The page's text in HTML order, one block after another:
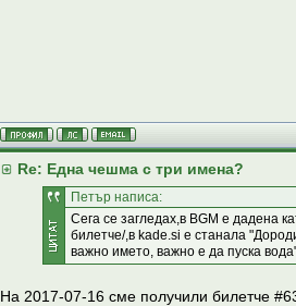
Re: Една чешма с три имена?
Петър написа:
Сега се загледах,в BGM е дадена
билетче/,в kade.si е станала
важно името, важно е да пуска
На 2017-07-16 сме получили билетче